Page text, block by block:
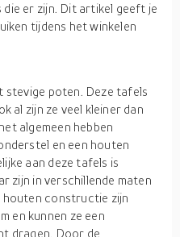
er zijn. Dit artikel geeft je
tijdens het winkelen
stevige poten. Deze tafels
al zijn ze veel kleiner dan
algemeen hebben
en een houten
aan deze tafels is
zijn in verschillende maten
houten constructie zijn
en kunnen ze een
dragen. Door de